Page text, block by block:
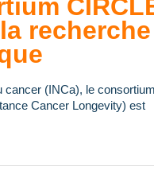
cancer (INCa), le consortium
Cancer Longevity) est